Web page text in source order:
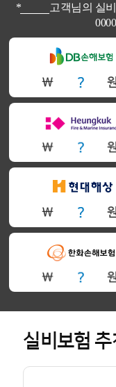
*
고객님의 실
실비보험